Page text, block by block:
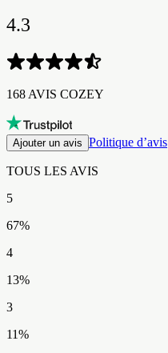
4.3
168 AVIS COZEY​​​​‌ ‍ ​‍​‍‌‍ ‌ ​‍‌‍‍‌‌‍‌ ‌‍‍‌‌‍ ‍​‍​‍​ ‍‍​‍​‍‌ ​ ‌‍​‌‌‍ ‍‌‍‍‌‌ ‌​‌ ‍‌​‍ ‍‌‍‍‌‌‍ ​‍​‍​‍ ​​‍​‍‌‍‍​‌ ​‍‌‍‌‌‌‍‌‍​‍​‍​ ‍‍​‍​‍‌‍‍​‌ ‌​‌ ‌​‌ ​​‌ ​ ​ ‍‍​‍ ​‍ ‌‍ ​‌‍ ‌‍​ ‌‍​‌‌‍ ​‌‍‍​‌‍ ‌ ​ ‌ ‌​​ ‍‍​ ​ ​ ​​​ ​​​ ​​​‍ ‌ ​ ‌ ‌​‌ ‌‌‌‍‌​‌‍‍‌‌‍ ​‍ ‌‍‍‌‌‍ ‍‌ ‌​‌‍‌‌‌‍ ‍‌ ‌​​‍ ‌‍‌‌‌‍‌​‌‍‍‌‌ ‌​​‍ ‌‍ ‌‌‍ ‌‍‌​‌‍‌‌​ ‌‌ ​​‌ ​‍‌‍‌‌‌ ​ ‌‍‌‌‌‍ ‍‌ ‌​‌‍​‌‌ ‌​‌‍‍‌‌‍ ‌‍ ‍​ ‍ ‌‍‍‌‌‍‌​​ ‌​ ‍​​ ‌ ‌‍​‌​ ‌‌​ ‌‍​ ‌‌‌‍​‌​ ‌‌​‍ ‌​ ‌ ‌‍‌‌‌‍​‍​ ‌‍​‍ ‌​ ‌​‌‍​‌​ ‌ ​ ‌‍​‍ ‌‌‍​‍​ ‌‍‌‍​‍‌‍‌​​‍ ‌‌‍‌‌‌‍‌‌​ ‌​​ ​‌‌‍‌‍​ ‌ ​ ​ ‌‍​ ​ ​‍‌‍‌​​ ‌​​ ​‍​ ‍ ‌ ‌​‌ ‍‌‌ ​​‌‍‌‌​ ‌‌ ​​‌‍‌​‌ ​​​ ‍ ‌ ​​‌‍​‌‌ ‌​‌‍‍​​ ‌‌ ‌‍‌‍​‌‌‍ ​‌ ‌‌‌‍‌‌‌​​‌‌‍‌​‌‍‌​‌‍‌‌‌‍‌​‌‌​ ‌‍‌‌‌‍​ ‌ ‌​‌‍‍‌‌‍ ‌‍ ‍‌ ​ ​‍‌‌​ ‌‌‌​​‍‌‌ ‌‍‍ ‌‍‌‌‌ ‍‌​‍‌‌​ ​ ‌​‌​​‍‌‌​ ​ ‌​‌​​‍‌‌​ ​‍​ ​‍‌‍​‍​ ‍‌‌‍​ ​ ​‌​ ‍‌​ ​ ​ ​ ​ ‍‌​ ​ ​ ​​​ ‌​‌‍​‌​‍‌‌​ ​‍​ ​‍​‍‌‌​ ‌‌‌​‌​​‍ ‍‌ ​‍‌‍‌‌‌ ‌‍‌‍‍‌‌‍‌‌‌ ‌ ‌‌​ ‌ ‌‌‌‍ ‌‌‍ ‌‌‍​‌‌ ​‍‌ ‍‌‌‌‌​‌‍‌‌‌‍ ‌‌ ​​‌‍ ​‌‍​‌‌ ‌​‌‍‌‌​‍ ‍‌ ​ ‌ ‌‌‌‍ ‌‌‍ ‌‌‍​‌‌ ​‍‌ ‍‌‌​‌​‌‍​‌‌ ‌​‌‍​‌​‍ ‍‌ ‌​‌‍ ‌ ‌​‌‍​‌‌‍ ​‌‌​‍‌‍​‌‌ ‌​‌‍‍‌‌‍ ‍‌‍‌ ‌‌‌​‌‍‌‌‌ ‍​‌ ‌​​ ‌‍​‍‌‍​‌‌ ​ ‌‍‌‌‌‌‌‌‌ ​‍‌‍ ​​ ‌‌‍‍​‌ ‌​‌ ‌​‌ ​​‌ ​ ​‍‌‌​ ​ ‌​​‌​‍‌‌​ ​‍‌​‌‍​‍‌‌​ ​‍‌​‌‍‌‍ ​‌‍ ‌‍​ ‌‍​‌‌‍ ​‌‍‍​‌‍ ‌ ​ ‌ ‌​​‍‌‌​ ​ ‌​​‌​ ​ ​ ​​​ ​​​ ​​​‍‌‌​ ​‍‌​‌‍‌ ​ ‌ ‌​‌ ‌‌‌‍‌​‌‍‍‌‌‍ ​‍‌‍‌‍‍‌‌‍‌​​ ‌​ ‍​​ ‌ ‌‍​‌​ ‌‌​ ‌‍​ ‌‌‌‍​‌​ ‌‌​‍ ‌​ ‌ ‌‍‌‌‌‍​‍​ ‌‍​‍ ‌​ ‌​‌‍​‌​ ‌ ​ ‌‍​‍ ‌‌‍​‍​ ‌‍‌‍​‍‌‍‌​​‍ ‌‌‍‌‌‌‍‌‌​ ‌​​ ​‌‌‍‌‍​ ‌ ​ ​ ‌‍​ ​ ​‍‌‍‌​​ ‌​​ ​‍​‍‌‍‌ ‌​‌ ‍‌‌ ​​‌‍‌‌​ ‌‌ ​​‌‍‌​‌ ​​​‍‌‍‌ ​​‌‍​‌‌ ‌​‌‍‍​​ ‌‌ ‌‍‌‍​‌‌‍ ​‌ ‌‌‌‍‌‌‌​​‌‌‍‌​‌‍‌​‌‍‌‌‌‍‌​‌‌​ ‌‍‌‌‌‍​ ‌ ‌​‌‍‍‌‌‍ ‌‍ ‍‌ ​ ​‍‌‌​ ‌‌‌​​‍‌‌ ‌‍‍ ‌‍‌‌‌ ‍‌​‍‌‌​ ​ ‌​‌​​‍‌‌​ ​ ‌​‌​​‍‌‌​ ​‍​ ​‍‌‍​‍​ ‍‌‌‍​ ​ ​‌​ ‍‌​ ​ ​ ​ ​ ‍‌​ ​ ​ ​​​ ‌​‌‍​‌​‍‌‌​ ​‍​ ​‍​‍‌‌​ ‌‌‌​‌​​‍ ‍‌ ​‍‌‍‌‌‌ ‌‍‌‍‍‌‌‍‌‌‌ ‌ ‌‌​ ‌ ‌‌‌‍ ‌‌‍ ‌‌‍​‌‌ ​‍‌ ‍‌‌‌‌​‌‍‌‌‌‍ ‌‌ ​​‌‍ ​‌‍​‌‌ ‌​‌‍‌‌​‍ ‍‌ ​ ‌ ‌‌‌‍ ‌‌‍ ‌‌‍​‌‌ ​‍‌ ‍‌‌​‌​‌‍​‌‌ ‌​‌‍​‌​‍ ‍‌ ‌​‌‍ ‌ ‌​‌‍​‌‌‍ ​‌‌​‍‌‍​‌‌ ‌​‌‍‍‌‌‍ ‍‌‍‌ ‌‌‌​‌‍‌‌‌ ‍​‌ ‌​​‍‌‍‌ ​​‌‍‌‌‌ ​‍‌ ​ ‌ ​​‌‍‌‌‌‍​ ‌ ‌​‌‍‍‌‌ ‌‍‌‍‌‌​ ‌‌ ​​‌ ‌‌‌‍​‍‌‍ ​‌‍‍‌‌ ​ ‌‍‍​‌‍‌‌‌‍‌​​‍​‍‌ ‌
Ajouter un avis Politique d’avis
TOUS LES AVIS​​​​‌ ‍ ​‍​‍‌‍ ‌ ​‍‌‍‍‌‌‍‌ ‌‍‍‌‌‍ ‍​‍​‍​ ‍‍​‍​‍‌ ​ ‌‍​‌‌‍ ‍‌‍‍‌‌ ‌​‌ ‍‌​‍ ‍‌‍‍‌‌‍ ​‍​‍​‍ ​​‍​‍‌‍‍​‌ ​‍‌‍‌‌‌‍‌‍​‍​‍​ ‍‍​‍​‍‌‍‍​‌ ‌​‌ ‌​‌ ​​‌ ​ ​ ‍‍​‍ ​‍ ‌‍ ​‌‍ ‌‍​ ‌‍​‌‌‍ ​‌‍‍​‌‍ ‌ ​ ‌ ‌​​ ‍‍​ ​ ​ ​​​ ​​​ ​​​‍ ‌ ​ ‌ ‌​‌ ‌‌‌‍‌​‌‍‍‌‌‍ ​‍ ‌‍‍‌‌‍ ‍‌ ‌​‌‍‌‌‌‍ ‍‌ ‌​​‍ ‌‍‌‌‌‍‌​‌‍‍‌‌ ‌​​‍ ‌‍ ‌‌‍ ‌‍‌​‌‍‌‌​ ‌‌ ​​‌ ​‍‌‍‌‌‌ ​ ‌‍‌‌‌‍ ‍‌ ‌​‌‍​‌‌ ‌​‌‍‍‌‌‍ ‌‍ ‍​ ‍ ‌‍‍‌‌‍‌​​ ‌​ ‍​​ ‌ ‌‍​‌​ ‌‌​ ‌‍​ ‌‌‌‍​‌​ ‌‌​‍ ‌​ ‌ ‌‍‌‌‌‍​‍​ ‌‍​‍ ‌​ ‌​‌‍​‌​ ‌ ​ ‌‍​‍ ‌‌‍​‍​ ‌‍‌‍​‍‌‍‌​​‍ ‌‌‍‌‌‌‍‌‌​ ‌​​ ​‌‌‍‌‍​ ‌ ​ ​ ‌‍​ ​ ​‍‌‍‌​​ ‌​​ ​‍​ ‍ ‌ ‌​‌ ‍‌‌ ​​‌‍‌‌​ ‌‌ ​​‌‍‌​‌ ​​​ ‍ ‌ ​​‌‍​‌‌ ‌​‌‍‍​​ ‌‌ ‌‍‌‍​‌‌‍ ​‌ ‌‌‌‍‌‌‌​​‌‌‍‌​‌‍‌​‌‍‌‌‌‍‌​‌‌​ ‌‍‌‌‌‍​ ‌ ‌​‌‍‍‌‌‍ ‌‍ ‍‌ ​ ​‍‌‌​ ‌‌‌​​‍‌‌ ‌‍‍ ‌‍‌‌‌ ‍‌​‍‌‌​ ​ ‌​‌​​‍‌‌​ ​ ‌​‌​​‍‌‌​ ​‍​ ​‍‌‍​‍​ ‍‌‌‍​ ​ ​‌​ ‍‌​ ​ ​ ​ ​ ‍‌​ ​ ​ ​​​ ‌​‌‍​‌​‍‌‌​ ​‍​ ​‍​‍‌‌​ ‌‌‌​‌​​‍ ‍‌ ​‍‌‍‌‌‌ ‌‍‌‍‍‌‌‍‌‌‌ ‌ ‌‌​ ‌ ‌‌‌‍ ‌‌‍ ‌‌‍​‌‌ ​‍‌ ‍‌‌‌‌​‌‍‌‌‌‍ ‌‌ ​​‌‍ ​‌‍​‌‌ ‌​‌‍‌‌​‍ ‍‌‍​‍‌ ​‍‌‍‌‌‌‍​‌‌‍‍ ‌‍‌​‌‍ ‌ ‌ ‌‍ ‍‌​‌​‌‍​‌‌ ‌​‌‍​‌​‍ ‍‌ ‌​‌‍‍‌‌ ‌​‌‍ ​‌‍‌‌​ ‌‍​‍‌‍​‌‌ ​ ‌‍‌‌‌‌‌‌‌ ​‍‌‍ ​​ ‌‌‍‍​‌ ‌​‌ ‌​‌ ​​‌ ​ ​‍‌‌​ ​ ‌​​‌​‍‌‌​ ​‍‌​‌‍​‍‌‌​ ​‍‌​‌‍‌‍ ​‌‍ ‌‍​ ‌‍​‌‌‍ ​‌‍‍​‌‍ ‌ ​ ‌ ‌​​‍‌‌​ ​ ‌​​‌​ ​ ​ ​​​ ​​​ ​​​‍‌‌​ ​‍‌​‌‍‌ ​ ‌ ‌​‌ ‌‌‌‍‌​‌‍‍‌‌‍ ​‍‌‍‌‍‍‌‌‍‌​​ ‌​ ‍​​ ‌ ‌‍​‌​ ‌‌​ ‌‍​ ‌‌‌‍​‌​ ‌‌​‍ ‌​ ‌ ‌‍‌‌‌‍​‍​ ‌‍​‍ ‌​ ‌​‌‍​‌​ ‌ ​ ‌‍​‍ ‌‌‍​‍​ ‌‍‌‍​‍‌‍‌​​‍ ‌‌‍‌‌‌‍‌‌​ ‌​​ ​‌‌‍‌‍​ ‌ ​ ​ ‌‍​ ​ ​‍‌‍‌​​ ‌​​ ​‍​‍‌‍‌ ‌​‌ ‍‌‌ ​​‌‍‌‌​ ‌‌ ​​‌‍‌​‌ ​​​‍‌‍‌ ​​‌‍​‌‌ ‌​‌‍‍​​ ‌‌ ‌‍‌‍​‌‌‍ ​‌ ‌‌‌‍‌‌‌​​‌‌‍‌​‌‍‌​‌‍‌‌‌‍‌​‌‌​ ‌‍‌‌‌‍​ ‌ ‌​‌‍‍‌‌‍ ‌‍ ‍‌ ​ ​‍‌‌​ ‌‌‌​​‍‌‌ ‌‍‍ ‌‍‌‌‌ ‍‌​‍‌‌​ ​ ‌​‌​​‍‌‌​ ​ ‌​‌​​‍‌‌​ ​‍​ ​‍‌‍​‍​ ‍‌‌‍​ ​ ​‌​ ‍‌​ ​ ​ ​ ​ ‍‌​ ​ ​ ​​​ ‌​‌‍​‌​‍‌‌​ ​‍​ ​‍​‍‌‌​ ‌‌‌​‌​​‍ ‍‌ ​‍‌‍‌‌‌ ‌‍‌‍‍‌‌‍‌‌‌ ‌ ‌‌​ ‌ ‌‌‌‍ ‌‌‍ ‌‌‍​‌‌ ​‍‌ ‍‌‌‌‌​‌‍‌‌‌‍ ‌‌ ​​‌‍ ​‌‍​‌‌ ‌​‌‍‌‌​‍ ‍‌‍​‍‌ ​‍‌‍‌‌‌‍​‌‌‍‍ ‌‍‌​‌‍ ‌ ‌ ‌‍ ‍‌​‌​‌‍​‌‌ ‌​‌‍​‌​‍ ‍‌ ‌​‌‍‍‌‌ ‌​‌‍ ​‌‍‌‌​‍‌‍‌ ​​‌‍‌‌‌ ​‍‌ ​ ‌ ​​‌‍‌‌‌‍​ ‌ ‌​‌‍‍‌‌ ‌‍‌‍‌‌​ ‌‌ ​​‌ ‌‌‌‍​‍‌‍ ​‌‍‍‌‌ ​ ‌‍‍​‌‍‌‌‌‍‌​​‍​‍‌ ‌
5
67%
4
13%
3
11%